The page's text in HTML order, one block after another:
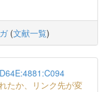
(文献一覧)
たか、リンク先が変